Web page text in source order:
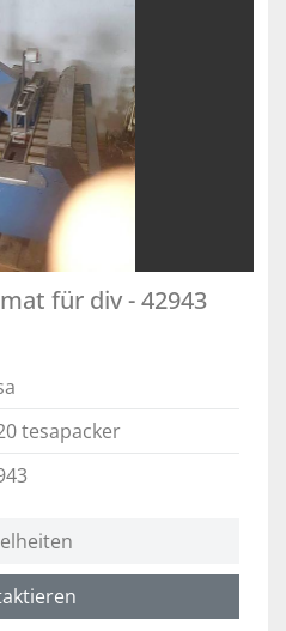
für div - 42943
tesapacker